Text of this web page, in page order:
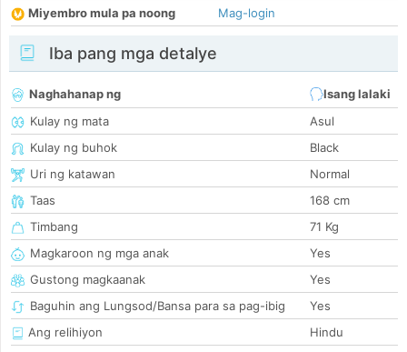
Miyembro mula pa noong
Mag-login
Iba pang mga detalye
Naghahanap ng
Isang lalaki
Kulay ng mata
Asul
Kulay ng buhok
Black
Uri ng katawan
Normal
Taas
168 cm
Timbang
71 Kg
Magkaroon ng mga anak
Yes
Gustong magkaanak
Yes
Baguhin ang Lungsod/Bansa para sa pag-ibig
Yes
Ang relihiyon
Hindu